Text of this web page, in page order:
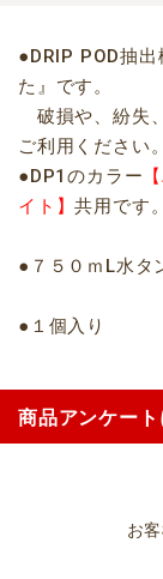
●DRIP POD抽
た』です。
破損や、紛失
ご利用ください。
●DP1のカラー
イト】共用です。
●７５０ｍL水タ
●１個入り
商品アンケー
お